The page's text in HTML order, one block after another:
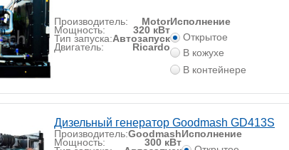
Производитель: Motor
Мощность: 320 кВт
Тип запуска:Автозапуск
Двигатель: Ricardo
Исполнение
Открытое
В кожухе
В контейнере
Дизельный генератор Goodmash GD413S
Производитель:Goodmash
Мощность: 300 кВт
Исполнение